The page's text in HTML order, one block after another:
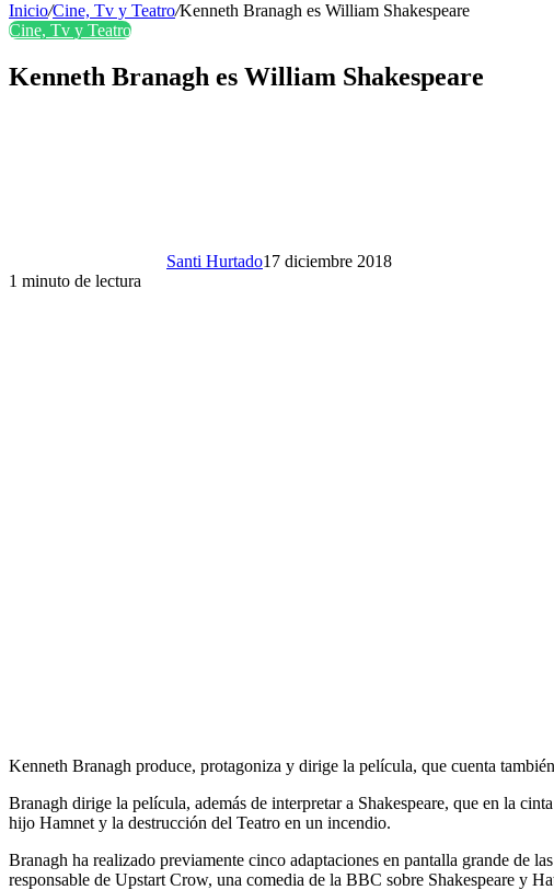
Inicio/Cine, Tv y Teatro/Kenneth Branagh es William Shakespeare
Cine, Tv y Teatro
Kenneth Branagh es William Shakespeare
Santi Hurtado17 diciembre 2018
1 minuto de lectura
Kenneth Branagh produce, protagoniza y dirige la película, que cuenta
Branagh dirige la película, además de interpretar a Shakespeare, que en la
hijo Hamnet y la destrucción del Teatro en un incendio.
Branagh ha realizado previamente cinco adaptaciones en pantalla grande de
responsable de Upstart Crow, una comedia de la BBC sobre Shakespeare y